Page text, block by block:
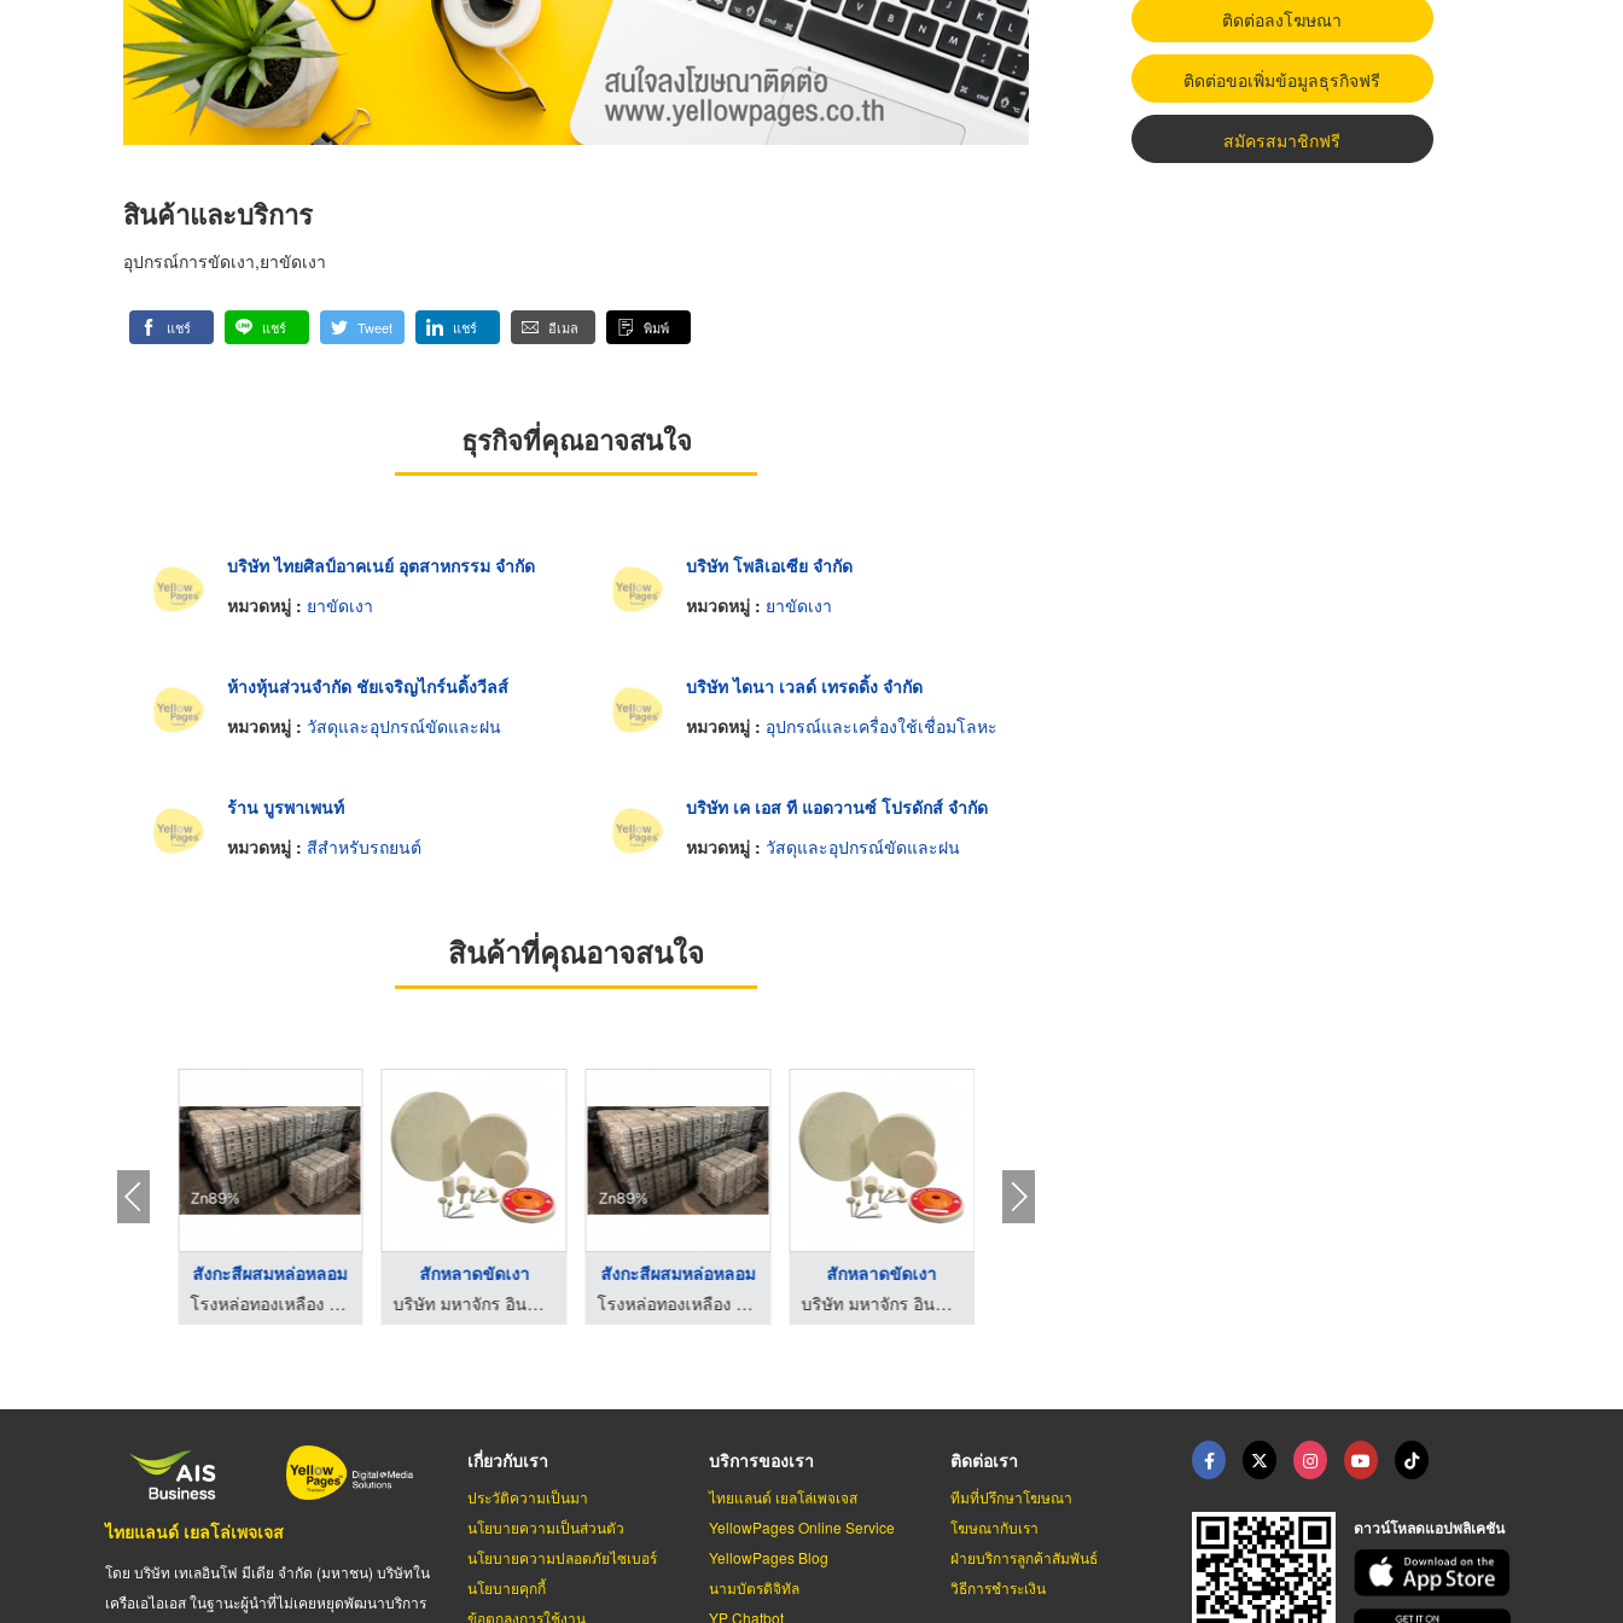
สินค้าและบริการ
อุปกรณ์การขัดเงา,ยาขัดเงา
แชร์ แชร์ Tweet แชร์ อีเมล พิมพ์
ธุรกิจที่คุณอาจสนใจ
บริษัท ไทยศิลป์อาคเนย์ อุตสาหกรรม จำกัด
หมวดหมู่ : ยาขัดเงา
บริษัท โพลิเอเซีย จำกัด
หมวดหมู่ : ยาขัดเงา
ห้างหุ้นส่วนจำกัด ชัยเจริญไกร์นดิ้งวีลส์
หมวดหมู่ : วัสดุและอุปกรณ์ขัดและฝน
บริษัท ไดนา เวลด์ เทรดดิ้ง จำกัด
หมวดหมู่ : อุปกรณ์และเครื่องใช้เชื่อมโลหะ
ร้าน บูรพาเพนท์
หมวดหมู่ : สีสำหรับรถยนต์
บริษัท เค เอส ที แอดวานซ์ โปรดักส์ จำกัด
หมวดหมู่ : วัสดุและอุปกรณ์ขัดและฝน
สินค้าที่คุณอาจสนใจ
สังกะสีผสมหล่อหลอม
โรงหล่อทองเหลือง ช ไทยรุ่งเรืองโลหะภัณฑ์
สักหลาดขัดเงา
บริษัท มหาจักร อินดัสเตรียลบรัชส์ จำกัด
สังกะสีผสมหล่อหลอม
โรงหล่อทองเหลือง ช ไทยรุ่งเรืองโลหะภัณฑ์
สักหลาดขัดเงา
บริษัท มหาจักร อินดัสเตรียลบรัชส์ จำกัด
ติดต่อลงโฆษณา
ติดต่อขอเพิ่มข้อมูลธุรกิจฟรี
สมัครสมาชิกฟรี
ไทยแลนด์ เยลโล่เพจเจส
โดย บริษัท เทเลอินโฟ มีเดีย จำกัด (มหาชน) บริษัทใน
เครือเอไอเอส ในฐานะผู้นำที่ไม่เคยหยุดพัฒนาบริการ
เกี่ยวกับเรา
ประวัติความเป็นมา
นโยบายความเป็นส่วนตัว
นโยบายความปลอดภัยไซเบอร์
นโยบายคุกกี้
ข้อตกลงการใช้งาน
บริการของเรา
ไทยแลนด์ เยลโล่เพจเจส
YellowPages Online Service
YellowPages Blog
นามบัตรดิจิทัล
YP Chatbot
ติดต่อเรา
ทีมที่ปรึกษาโฆษณา
โฆษณากับเรา
ฝ่ายบริการลูกค้าสัมพันธ์
วิธีการชำระเงิน
ดาวน์โหลดแอปพลิเคชัน